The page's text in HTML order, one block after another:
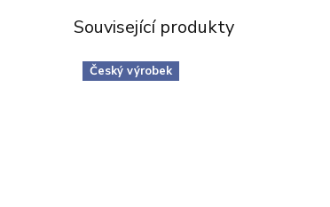
Související produkty
Český výrobek